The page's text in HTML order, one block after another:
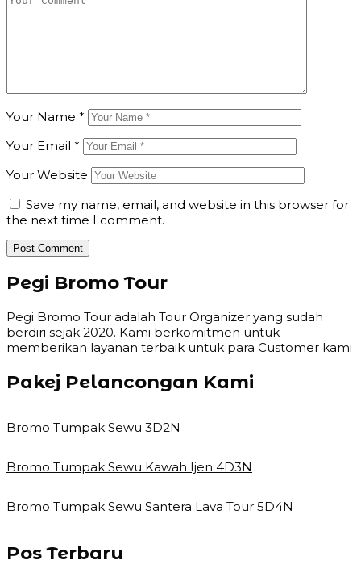
Your Name *
Your Email *
Your Website
Save my name, email, and website in this browser for
the next time I comment.
Pegi Bromo Tour
Pegi Bromo Tour adalah Tour Organizer yang sudah
berdiri sejak 2020. Kami berkomitmen untuk
memberikan layanan terbaik untuk para Customer kami
Pakej Pelancongan Kami
Bromo Tumpak Sewu 3D2N
Bromo Tumpak Sewu Kawah Ijen 4D3N
Bromo Tumpak Sewu Santera Lava Tour 5D4N
Pos Terbaru